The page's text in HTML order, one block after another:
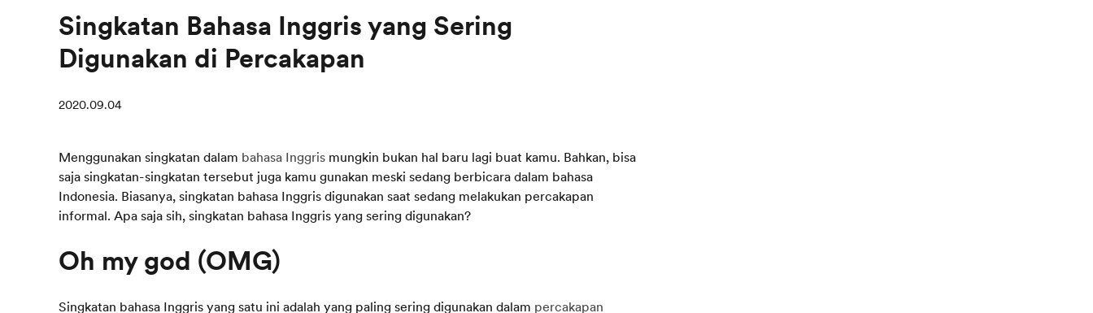
Singkatan Bahasa Inggris yang Sering
Digunakan di Percakapan
2020.09.04
Menggunakan singkatan dalam bahasa Inggris mungkin bukan hal baru lagi buat kamu. Bahkan, bisa
saja singkatan-singkatan tersebut juga kamu gunakan meski sedang berbicara dalam bahasa
Indonesia. Biasanya, singkatan bahasa Inggris digunakan saat sedang melakukan percakapan
informal. Apa saja sih, singkatan bahasa Inggris yang sering digunakan?
Oh my god (OMG)
Singkatan bahasa Inggris yang satu ini adalah yang paling sering digunakan dalam percakapan